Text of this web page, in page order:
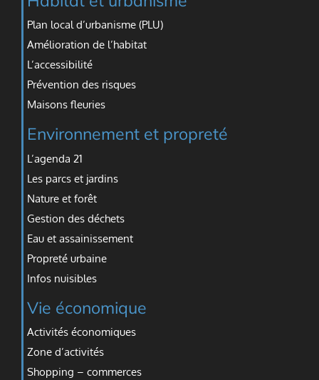
Plan local d’urbanisme (PLU)
Amélioration de l’habitat
L’accessibilité
Prévention des risques
Maisons fleuries
Environnement et propreté
L’agenda 21
Les parcs et jardins
Nature et forêt
Gestion des déchets
Eau et assainissement
Propreté urbaine
Infos nuisibles
Vie économique
Activités économiques
Zone d’activités
Shopping – commerces